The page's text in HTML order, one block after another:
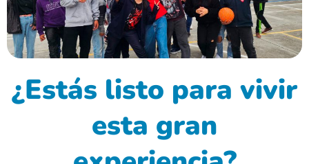
¿Estás listo para vivir
esta gran